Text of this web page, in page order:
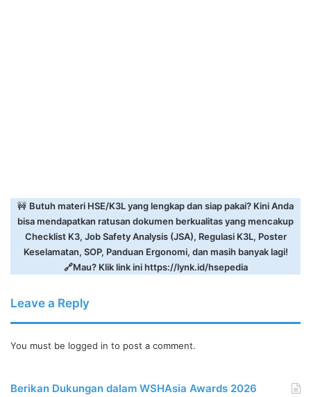
🚧 Butuh materi HSE/K3L yang lengkap dan siap pakai? Kini Anda
bisa mendapatkan ratusan dokumen berkualitas yang mencakup
Checklist K3, Job Safety Analysis (JSA), Regulasi K3L, Poster
Keselamatan, SOP, Panduan Ergonomi, dan masih banyak lagi!
🔗Mau? Klik link inihttps://lynk.id/hsepedia
Leave a Reply
You must be logged in to post a comment.
Berikan Dukungan dalam WSHAsia Awards 2026